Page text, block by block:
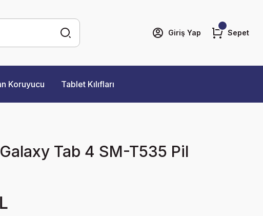
Giriş Yap Sepet
Koruyucu Tablet Kılıfları
Tab 4 SM-T535 Pil